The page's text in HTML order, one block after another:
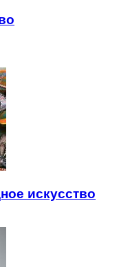
искусство